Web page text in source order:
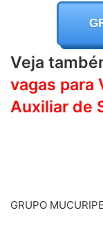
Veja
vagas para
Auxiliar de
GRUPO MUCURIPE